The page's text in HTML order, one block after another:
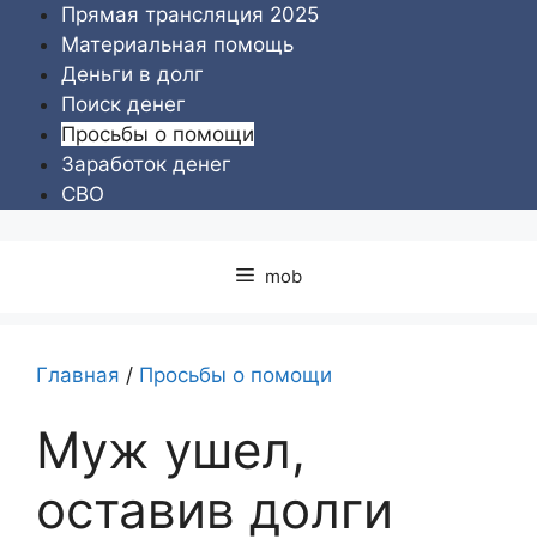
Перейти
содержимому
Прямая трансляция 2025
Материальная помощь
Деньги в долг
Поиск денег
Просьбы о помощи
Заработок денег
СВО
mob
Главная / Просьбы о помощи
Муж ушел,
оставив долги